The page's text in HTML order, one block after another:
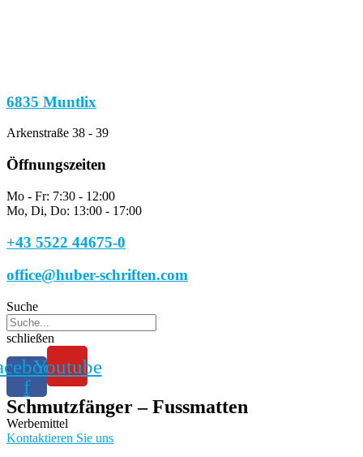
6835 Muntlix
Arkenstraße 38 - 39
Öffnungszeiten
Mo - Fr: 7:30 - 12:00
Mo, Di, Do: 13:00 - 17:00
+43 5522 44675-0
office@huber-schriften.com
Suche
schließen
f
Youtube
Schmutzfänger – Fussmatten
Werbemittel
Kontaktieren Sie uns